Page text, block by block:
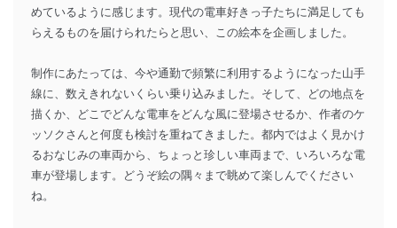
めているように感じます。現代の電車好きっ子たちに満足しても
らえるものを届けられたらと思い、この絵本を企画しました。
制作にあたっては、今や通勤で頻繁に利用するようになった山手
線に、数えきれないくらい乗り込みました。そして、どの地点を
描くか、どこでどんな電車をどんな風に登場させるか、作者のケ
ッソクさんと何度も検討を重ねてきました。都内ではよく見かけ
るおなじみの車両から、ちょっと珍しい車両まで、いろいろな電
車が登場します。どうぞ絵の隅々まで眺めて楽しんでください
ね。